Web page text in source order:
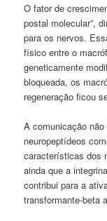
O fator de
postal molecular”,
para os nervos.
físico entre o
geneticamente
bloqueada, os
regeneração ficou
A comunicação
neuropeptídeos
características dos
ainda que a
contribui para a
transformante-beta